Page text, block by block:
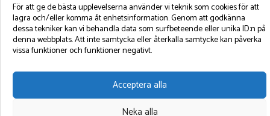
För att ge de bästa upplevelserna använder vi teknik som cookies för att
lagra och/eller komma åt enhetsinformation. Genom att godkänna
dessa tekniker kan vi behandla data som surfbeteende eller unika ID:n på
denna webbplats. Att inte samtycka eller återkalla samtycke kan påverka
vissa funktioner och funktioner negativt.
Acceptera alla
Neka alla
©2026 GBM Marin AB.